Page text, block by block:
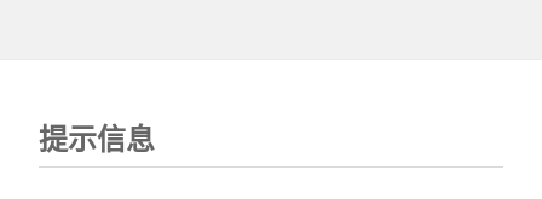
提示信息